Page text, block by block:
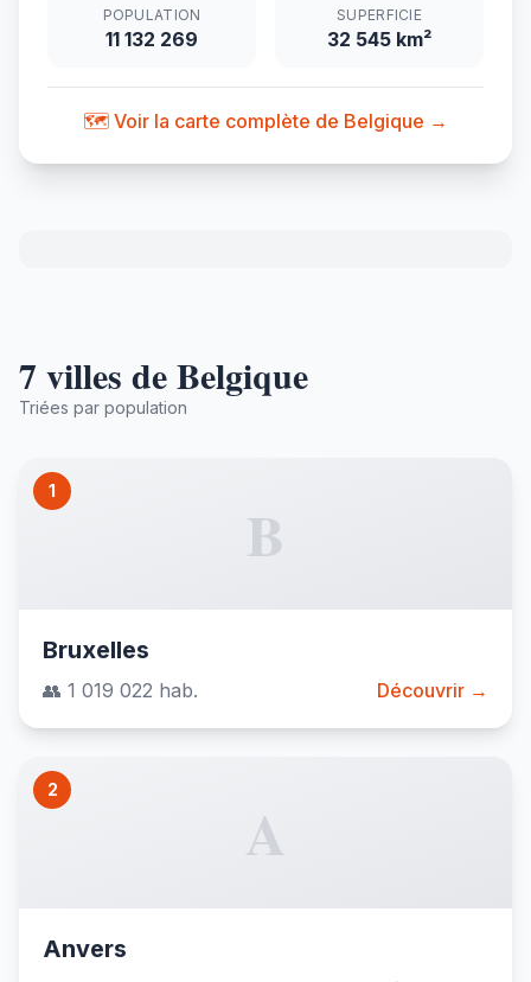
POPULATION
11 132 269
SUPERFICIE
32 545 km²
🗺️ Voir la carte complète de Belgique →
7 villes de Belgique
Triées par population
1
B
Bruxelles
👥 1 019 022 hab. Découvrir →
2
A
Anvers